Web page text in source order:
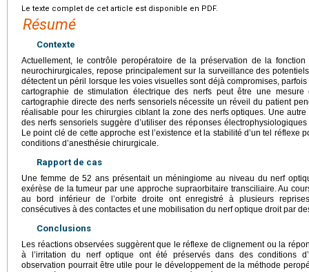
Le texte complet de cet article est disponible en PDF.
Résumé
Contexte
Actuellement, le contrôle peropératoire de la préservation de la
neurochirurgicales, repose principalement sur la surveillance des
détectent un péril lorsque les voies visuelles sont déjà compromises,
cartographie de stimulation électrique des nerfs peut être une mesure
cartographie directe des nerfs sensoriels nécessite un réveil du patient
réalisable pour les chirurgies ciblant la zone des nerfs optiques. Une
des nerfs sensoriels suggère d’utiliser des réponses
Le point clé de cette approche est l’existence et la stabilité d’un tel réflexe
conditions d’anesthésie chirurgicale.
Rapport de cas
Une femme de 52 ans présentait un méningiome au niveau du nerf
exérèse de la tumeur par une approche supraorbitaire transciliaire. Au
au bord inférieur de l’orbite droite ont enregistré à plusieurs
consécutives à des contactes et une mobilisation du nerf optique droit par
Conclusions
Les réactions observées suggèrent que le réflexe de clignement ou la
à l’irritation du nerf optique ont été préservés dans des conditions
observation pourrait être utile pour le développement de la méthode